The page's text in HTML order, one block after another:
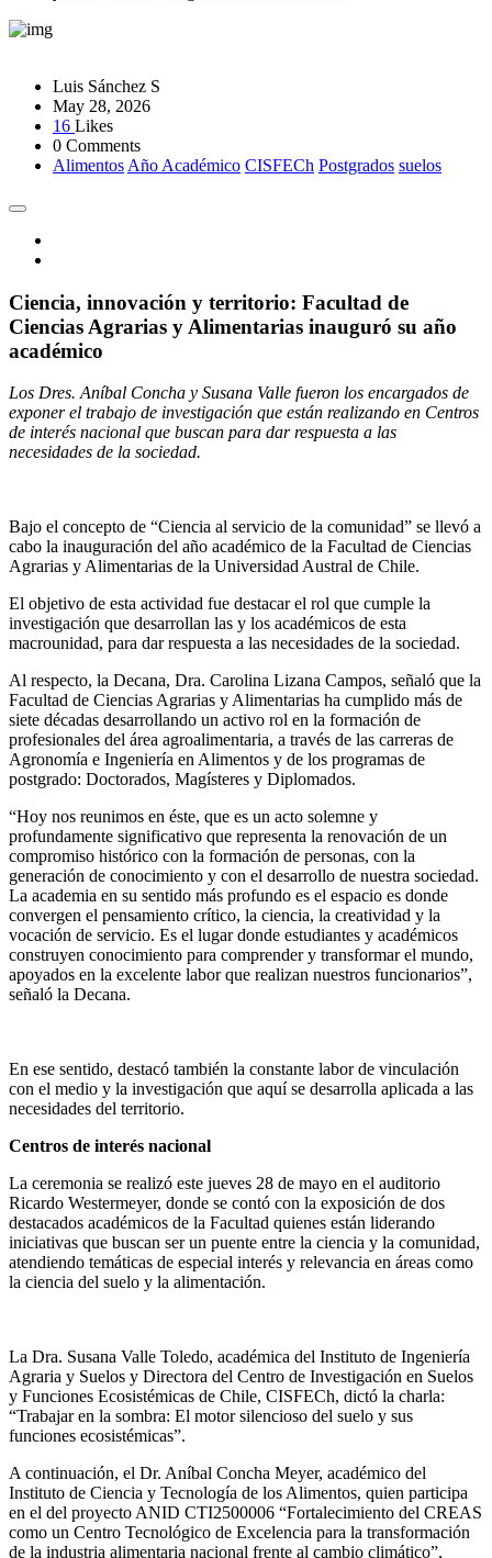
Luis Sánchez S
May 28, 2026
16 Likes
0 Comments
Alimentos Año Académico CISFECh Postgrados suelos
Ciencia, innovación y territorio: Facultad de
Ciencias Agrarias y Alimentarias inauguró su año
académico
Los Dres. Aníbal Concha y Susana Valle fueron los encargados de
exponer el trabajo de investigación que están realizando en Centros
de interés nacional que buscan para dar respuesta a las
necesidades de la sociedad.
Bajo el concepto de “Ciencia al servicio de la comunidad” se llevó a
cabo la inauguración del año académico de la Facultad de Ciencias
Agrarias y Alimentarias de la Universidad Austral de Chile.
El objetivo de esta actividad fue destacar el rol que cumple la
investigación que desarrollan las y los académicos de esta
macrounidad, para dar respuesta a las necesidades de la sociedad.
Al respecto, la Decana, Dra. Carolina Lizana Campos, señaló que la
Facultad de Ciencias Agrarias y Alimentarias ha cumplido más de
siete décadas desarrollando un activo rol en la formación de
profesionales del área agroalimentaria, a través de las carreras de
Agronomía e Ingeniería en Alimentos y de los programas de
postgrado: Doctorados, Magísteres y Diplomados.
“Hoy nos reunimos en éste, que es un acto solemne y
profundamente significativo que representa la renovación de un
compromiso histórico con la formación de personas, con la
generación de conocimiento y con el desarrollo de nuestra sociedad.
La academia en su sentido más profundo es el espacio es donde
convergen el pensamiento crítico, la ciencia, la creatividad y la
vocación de servicio. Es el lugar donde estudiantes y académicos
construyen conocimiento para comprender y transformar el mundo,
apoyados en la excelente labor que realizan nuestros funcionarios”,
señaló la Decana.
En ese sentido, destacó también la constante labor de vinculación
con el medio y la investigación que aquí se desarrolla aplicada a las
necesidades del territorio.
Centros de interés nacional
La ceremonia se realizó este jueves 28 de mayo en el auditorio
Ricardo Westermeyer, donde se contó con la exposición de dos
destacados académicos de la Facultad quienes están liderando
iniciativas que buscan ser un puente entre la ciencia y la comunidad,
atendiendo temáticas de especial interés y relevancia en áreas como
la ciencia del suelo y la alimentación.
La Dra. Susana Valle Toledo, académica del Instituto de Ingeniería
Agraria y Suelos y Directora del Centro de Investigación en Suelos
y Funciones Ecosistémicas de Chile, CISFECh, dictó la charla:
“Trabajar en la sombra: El motor silencioso del suelo y sus
funciones ecosistémicas”.
A continuación, el Dr. Aníbal Concha Meyer, académico del
Instituto de Ciencia y Tecnología de los Alimentos, quien participa
en el del proyecto ANID CTI2500006 “Fortalecimiento del CREAS
como un Centro Tecnológico de Excelencia para la transformación
de la industria alimentaria nacional frente al cambio climático”,